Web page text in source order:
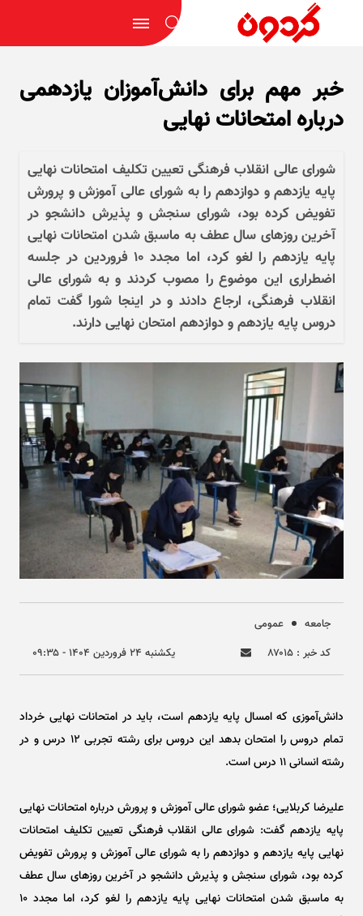
خبر مهم برای دانش‌آموزان یازدهمی
درباره امتحانات نهایی
شورای عالی انقلاب فرهنگی تعیین تکلیف امتحانات نهایی
پایه یازدهم و دوازدهم را به شورای عالی آموزش و پرورش
تفویض کرده بود، شورای سنجش و پذیرش دانشجو در
آخرین روز‌های سال عطف به ماسبق شدن امتحانات نهایی
پایه یازدهم را لغو کرد، اما مجدد ۱۰ فروردین در جلسه
اضطراری این موضوع را مصوب کردند و به شورای عالی
انقلاب فرهنگی، ارجاع دادند و در اینجا شورا گفت تمام
دروس پایه یازدهم و دوازدهم امتحان نهایی دارند.
جامعه
عمومی
کد خبر : ۸۷۰۱۵
يکشنبه ۲۴ فروردين ۱۴۰۴ - ۰۹:۳۵
دانش‌آموزی که امسال پایه یازدهم است، باید در امتحانات نهایی خرداد
تمام دروس را امتحان بدهد این دروس برای رشته تجربی ۱۲ درس و در
رشته انسانی ۱۱ درس است.
علیرضا کربلایی؛ عضو شورای عالی آموزش و پرورش درباره امتحانات نهایی
پایه یازدهم گفت: شورای عالی انقلاب فرهنگی تعیین تکلیف امتحانات
نهایی پایه یازدهم و دوازدهم را به شورای عالی آموزش و پرورش تفویض
کرده بود، شورای سنجش و پذیرش دانشجو در آخرین روز‌های سال عطف
به ماسبق شدن امتحانات نهایی پایه یازدهم را لغو کرد، اما مجدد ۱۰